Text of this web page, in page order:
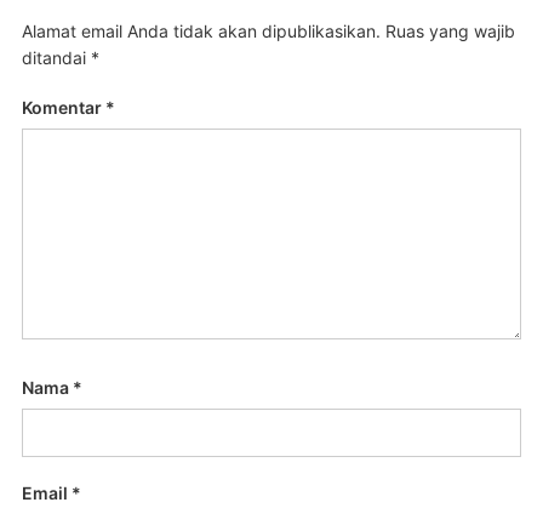
Alamat email Anda tidak akan dipublikasikan. Ruas yang wajib
ditandai *
Komentar *
Nama *
Email *